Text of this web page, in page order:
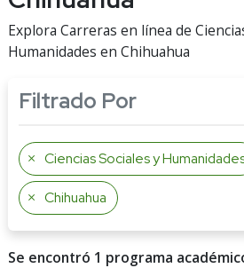
Explora Carreras en línea de
Humanidades en Chihuahua
Filtrado Por
Ciencias Sociales y
Chihuahua
Se encontró 1 programa